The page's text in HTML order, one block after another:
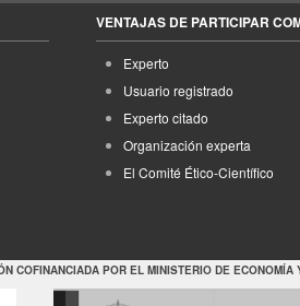
VENTAJAS DE PARTICIPAR
Experto
Usuario registrado
Experto citado
Organización experta
El Comité Ético-Científico
COFINANCIADA POR EL MINISTERIO DE